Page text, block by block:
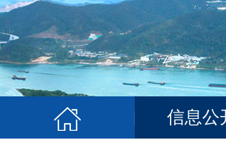
信息公